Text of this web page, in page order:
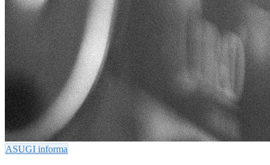
ASUGI informa